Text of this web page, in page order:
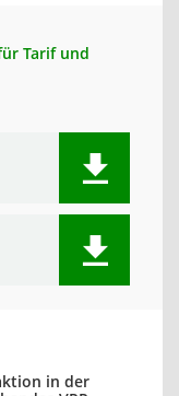
Tarif und
in der